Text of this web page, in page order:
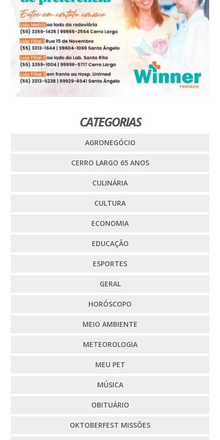
CATEGORIAS
AGRONEGÓCIO
CERRO LARGO 65 ANOS
CULINÁRIA
CULTURA
ECONOMIA
EDUCAÇÃO
ESPORTES
GERAL
HORÓSCOPO
MEIO AMBIENTE
METEOROLOGIA
MEU PET
MÚSICA
OBITUÁRIO
OKTOBERFEST MISSÕES